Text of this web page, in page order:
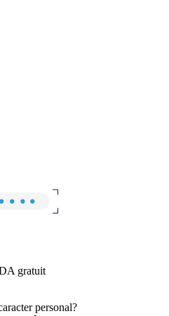
gratuit
personal?